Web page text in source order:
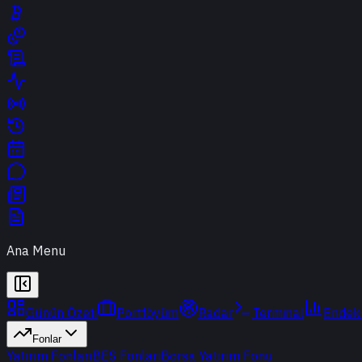
Ana Menu
Günün Özeti Portföyüm Radar Terminal
Fonlar
Yatırım FonlarıBES FonlarıBorsa Yatırım Fonu